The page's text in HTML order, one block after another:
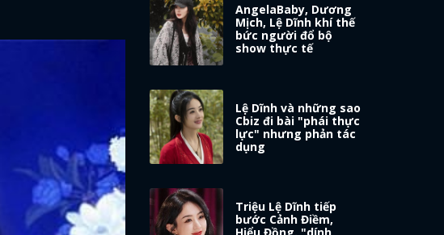
AngelaBaby, Dương
Mịch, Lệ Dĩnh khí thế
bức người đổ bộ
show thực tế
Lệ Dĩnh và những sao
Cbiz đi bài "phái thực
lực" nhưng phản tác
dụng
Triệu Lệ Dĩnh tiếp
bước Cảnh Điềm,
Hiểu Đồng, "dính